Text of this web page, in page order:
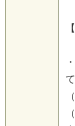
【
・
て
（
（